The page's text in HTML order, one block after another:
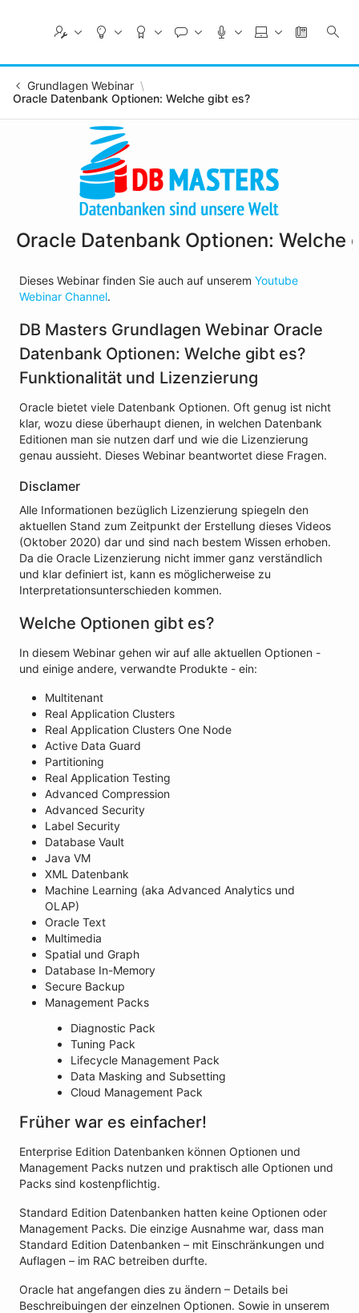
Grundlagen Webinar
Oracle Datenbank Optionen: Welche gibt es?
Oracle Datenbank Optionen: Welche
Dieses Webinar finden Sie auch auf unserem Youtube
Webinar Channel.
DB Masters Grundlagen Webinar Oracle
Datenbank Optionen: Welche gibt es?
Funktionalität und Lizenzierung
Oracle bietet viele Datenbank Optionen. Oft genug ist nicht
klar, wozu diese überhaupt dienen, in welchen Datenbank
Editionen man sie nutzen darf und wie die Lizenzierung
genau aussieht. Dieses Webinar beantwortet diese Fragen.
Disclamer
Alle Informationen bezüglich Lizenzierung spiegeln den
aktuellen Stand zum Zeitpunkt der Erstellung dieses Videos
(Oktober 2020) dar und sind nach bestem Wissen erhoben.
Da die Oracle Lizenzierung nicht immer ganz verständlich
und klar definiert ist, kann es möglicherweise zu
Interpretationsunterschieden kommen.
Welche Optionen gibt es?
In diesem Webinar gehen wir auf alle aktuellen Optionen -
und einige andere, verwandte Produkte - ein:
Multitenant
Real Application Clusters
Real Application Clusters One Node
Active Data Guard
Partitioning
Real Application Testing
Advanced Compression
Advanced Security
Label Security
Database Vault
Java VM
XML Datenbank
Machine Learning (aka Advanced Analytics und
OLAP)
Oracle Text
Multimedia
Spatial und Graph
Database In-Memory
Secure Backup
Management Packs
Diagnostic Pack
Tuning Pack
Lifecycle Management Pack
Data Masking and Subsetting
Cloud Management Pack
Früher war es einfacher!
Enterprise Edition Datenbanken können Optionen und
Management Packs nutzen und praktisch alle Optionen und
Packs sind kostenpflichtig.
Standard Edition Datenbanken hatten keine Optionen oder
Management Packs. Die einzige Ausnahme war, dass man
Standard Edition Datenbanken – mit Einschränkungen und
Auflagen – im RAC betreiben durfte.
Oracle hat angefangen dies zu ändern – Details bei
Beschreibuingen der einzelnen Optionen. Sowie in unserem